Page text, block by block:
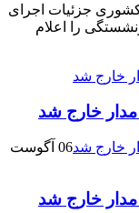
کشوری جزئیات اجرای
را اعلام
06 آگوست